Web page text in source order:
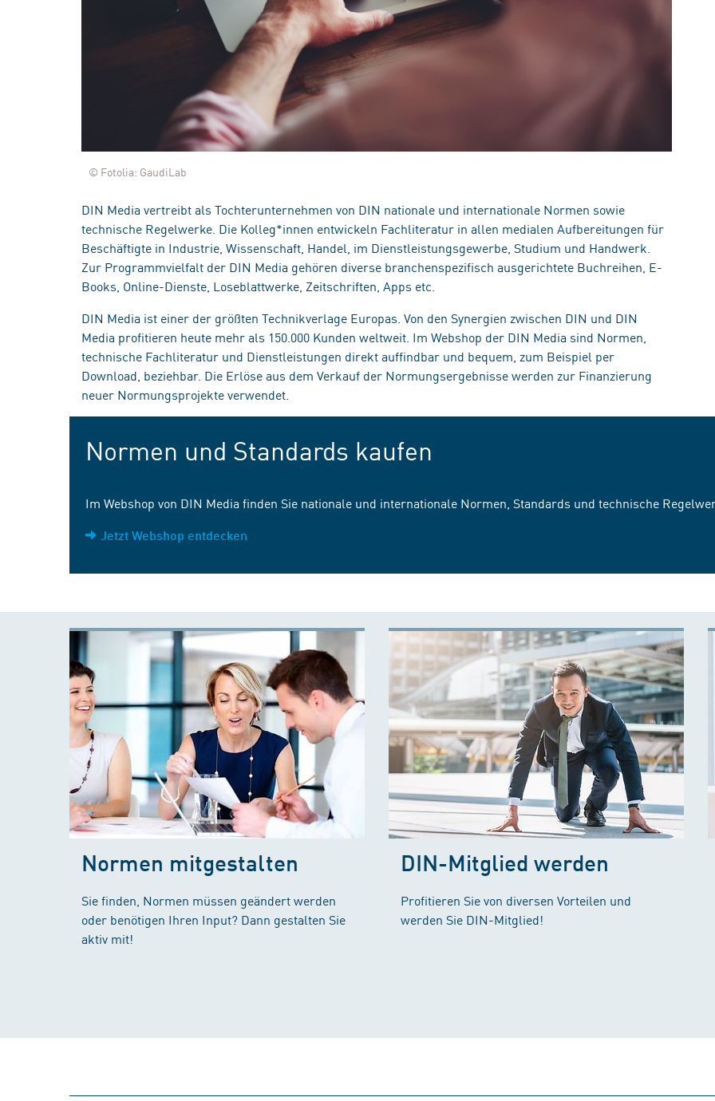
© Fotolia: GaudiLab
DIN Media vertreibt als Tochterunternehmen von DIN nationale und internationale Normen sowie
technische Regelwerke. Die Kolleg*innen entwickeln Fachliteratur in allen medialen Aufbereitungen für
Beschäftigte in Industrie, Wissenschaft, Handel, im Dienstleistungsgewerbe, Studium und Handwerk.
Zur Programmvielfalt der DIN Media gehören diverse branchenspezifisch ausgerichtete Buchreihen, E-
Books, Online-Dienste, Loseblattwerke, Zeitschriften, Apps etc.
DIN Media ist einer der größten Technikverlage Europas. Von den Synergien zwischen DIN und DIN
Media profitieren heute mehr als 150.000 Kunden weltweit. Im Webshop der DIN Media sind Normen,
technische Fachliteratur und Dienstleistungen direkt auffindbar und bequem, zum Beispiel per
Download, beziehbar. Die Erlöse aus dem Verkauf der Normungsergebnisse werden zur Finanzierung
neuer Normungsprojekte verwendet.
Normen und Standards kaufen
Im Webshop von DIN Media finden Sie nationale und internationale Normen, Standards und technische
Jetzt Webshop entdecken
Normen mitgestalten
Sie finden, Normen müssen geändert werden
oder benötigen Ihren Input? Dann gestalten Sie
aktiv mit!
DIN-Mitglied werden
Profitieren Sie von diversen Vorteilen und
werden Sie DIN-Mitglied!